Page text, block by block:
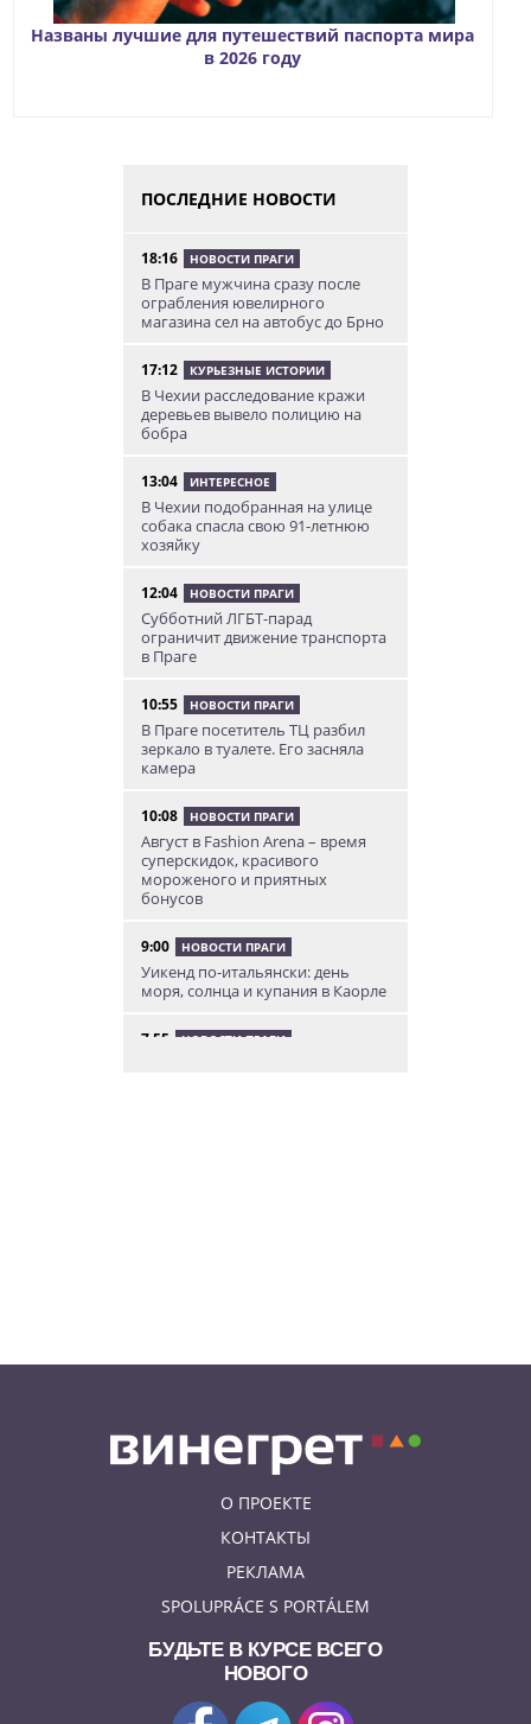
Названы лучшие для путешествий паспорта мира
в 2026 году
ПОСЛЕДНИЕ НОВОСТИ
18:16 НОВОСТИ ПРАГИ
В Праге мужчина сразу после
ограбления ювелирного
магазина сел на автобус до Брно
17:12 КУРЬЕЗНЫЕ ИСТОРИИ
В Чехии расследование кражи
деревьев вывело полицию на
бобра
13:04 ИНТЕРЕСНОЕ
В Чехии подобранная на улице
собака спасла свою 91-летнюю
хозяйку
12:04 НОВОСТИ ПРАГИ
Субботний ЛГБТ-парад
ограничит движение транспорта
в Праге
10:55 НОВОСТИ ПРАГИ
В Праге посетитель ТЦ разбил
зеркало в туалете. Его засняла
камера
10:08 НОВОСТИ ПРАГИ
Август в Fashion Arena – время
суперскидок, красивого
мороженого и приятных
бонусов
9:00 НОВОСТИ ПРАГИ
Уикенд по-итальянски: день
моря, солнца и купания в Каорле
7:55 НОВОСТИ ПРАГИ
О ПРОЕКТЕ
КОНТАКТЫ
РЕКЛАМА
SPOLUPRÁCE S PORTÁLEM
БУДЬТЕ В КУРСЕ ВСЕГО
НОВОГО